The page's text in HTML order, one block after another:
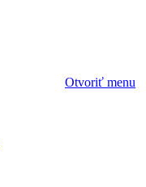
Otvoriť menu